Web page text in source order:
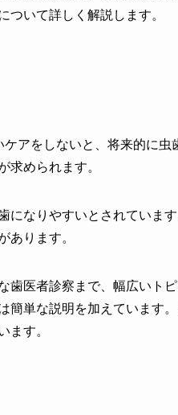
ついて詳しく解説します。
アをしないと、将来的に虫
求められます。
になりやすいとされていま
あります。
歯医者診察まで、幅広いト
簡単な説明を加えています
ます。